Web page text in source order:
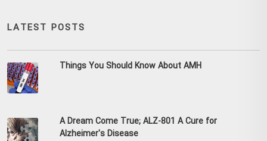
LATEST POSTS
Things You Should Know About AMH
A Dream Come True; ALZ-801 A Cure for
Alzheimer's Disease